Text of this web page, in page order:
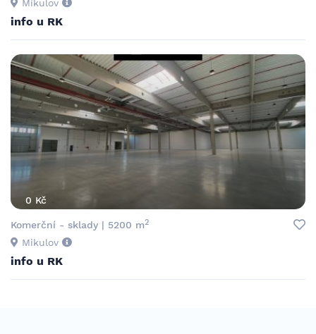
Mikulov
info u RK
0 Kč
Komerční - sklady | 5200 m2
Mikulov
info u RK